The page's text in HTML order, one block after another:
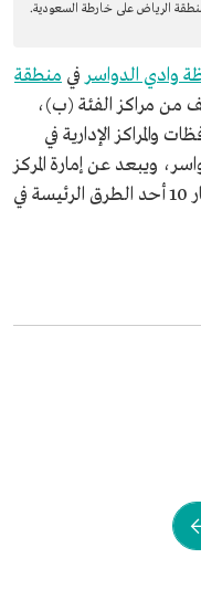
الرياض على خارطة السعودية.
وادي الدواسر في منطقة
من مراكز الفئة (ب)،
والمراكز الإدارية في
ويبعد عن إمارة المركز
نحو 9.9 كم، يمكن الوصول إليه عبر المسار 10 أحد الطرق الرئيسة في